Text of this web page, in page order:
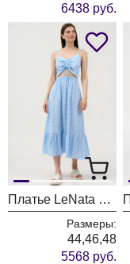
6438 руб.
Платье LeNata 16501 голубой с рисунком
Размеры:
44,46,48
5568 руб.